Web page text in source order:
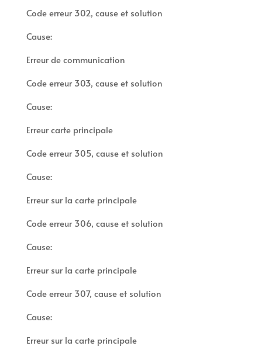
Code erreur 302, cause et solution
Cause:
Erreur de communication
Code erreur 303, cause et solution
Cause:
Erreur carte principale
Code erreur 305, cause et solution
Cause:
Erreur sur la carte principale
Code erreur 306, cause et solution
Cause:
Erreur sur la carte principale
Code erreur 307, cause et solution
Cause:
Erreur sur la carte principale